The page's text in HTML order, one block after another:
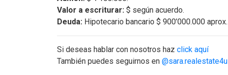
Valor a escriturar: $ según acuerdo.
Deuda: Hipotecario bancario $ 900’000.000 aprox.
Si deseas hablar con nosotros haz click aquí
También puedes seguirnos en @sara.realestate4u